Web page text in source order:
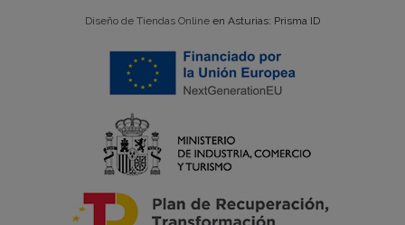
Diseño de Tiendas Online en Asturias: Prisma ID